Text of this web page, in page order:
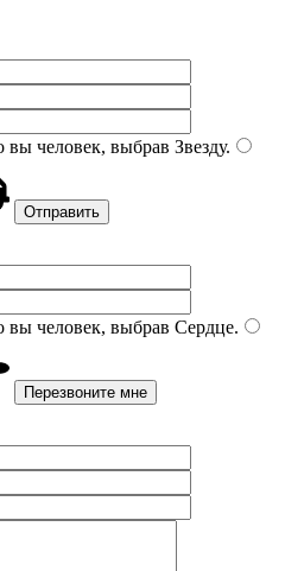
вы человек, выбрав Звезду.
вы человек, выбрав Сердце.